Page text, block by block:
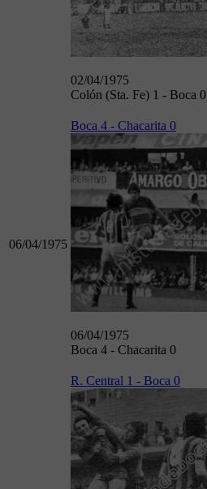
02/04/1975
Colón (Sta. Fe) 1 - Boca 0
06/04/1975
Boca 4 - Chacarita 0
06/04/1975
Boca 4 - Chacarita 0
R. Central 1 - Boca 0